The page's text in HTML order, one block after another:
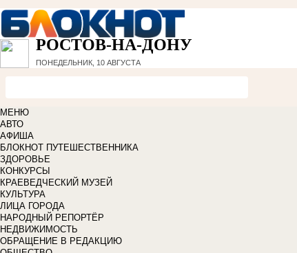
РОСТОВ-НА-ДОНУ
ПОНЕДЕЛЬНИК, 10 АВГУСТА
МЕНЮ
АВТО
АФИША
БЛОКНОТ ПУТЕШЕСТВЕННИКА
ЗДОРОВЬЕ
КОНКУРСЫ
КРАЕВЕДЧЕСКИЙ МУЗЕЙ
КУЛЬТУРА
ЛИЦА ГОРОДА
НАРОДНЫЙ РЕПОРТЁР
НЕДВИЖИМОСТЬ
ОБРАЩЕНИЕ В РЕДАКЦИЮ